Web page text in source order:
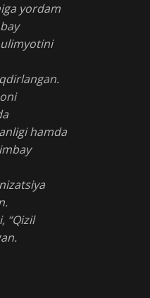
yordam
hamda
“Qizil